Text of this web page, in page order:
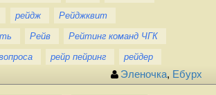
рейдж
Рейджквит
Рейв
Рейтинг команд ЧГК
рейр пейринг рейдер
Эленочка, Ебурх